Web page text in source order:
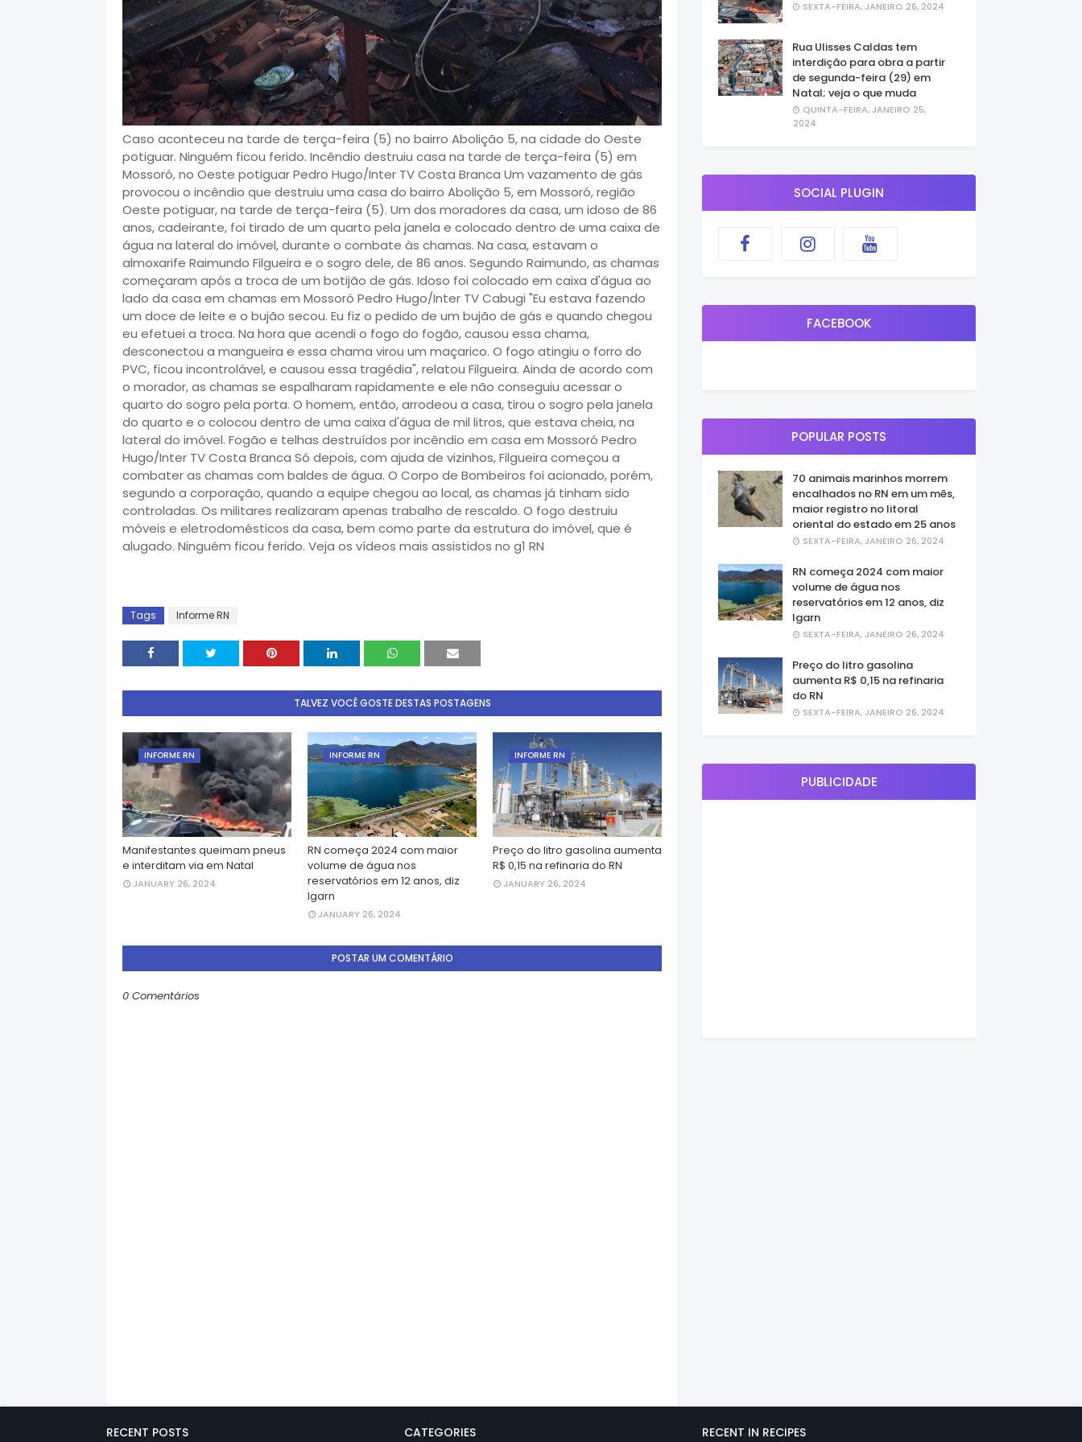
Caso aconteceu na tarde de terça-feira (5) no bairro Abolição 5, na cidade do Oeste
potiguar. Ninguém ficou ferido. Incêndio destruiu casa na tarde de terça-feira (5) em
Mossoró, no Oeste potiguar Pedro Hugo/Inter TV Costa Branca Um vazamento de gás
provocou o incêndio que destruiu uma casa do bairro Abolição 5, em Mossoró, região
Oeste potiguar, na tarde de terça-feira (5). Um dos moradores da casa, um idoso de 86
anos, cadeirante, foi tirado de um quarto pela janela e colocado dentro de uma caixa de
água na lateral do imóvel, durante o combate às chamas. Na casa, estavam o
almoxarife Raimundo Filgueira e o sogro dele, de 86 anos. Segundo Raimundo, as chamas
começaram após a troca de um botijão de gás. Idoso foi colocado em caixa d'água ao
lado da casa em chamas em Mossoró Pedro Hugo/Inter TV Cabugi "Eu estava fazendo
um doce de leite e o bujão secou. Eu fiz o pedido de um bujão de gás e quando chegou
eu efetuei a troca. Na hora que acendi o fogo do fogão, causou essa chama,
desconectou a mangueira e essa chama virou um maçarico. O fogo atingiu o forro do
PVC, ficou incontrolável, e causou essa tragédia", relatou Filgueira. Ainda de acordo com
o morador, as chamas se espalharam rapidamente e ele não conseguiu acessar o
quarto do sogro pela porta. O homem, então, arrodeou a casa, tirou o sogro pela janela
do quarto e o colocou dentro de uma caixa d'água de mil litros, que estava cheia, na
lateral do imóvel. Fogão e telhas destruídos por incêndio em casa em Mossoró Pedro
Hugo/Inter TV Costa Branca Só depois, com ajuda de vizinhos, Filgueira começou a
combater as chamas com baldes de água. O Corpo de Bombeiros foi acionado, porém,
segundo a corporação, quando a equipe chegou ao local, as chamas já tinham sido
controladas. Os militares realizaram apenas trabalho de rescaldo. O fogo destruiu
móveis e eletrodomésticos da casa, bem como parte da estrutura do imóvel, que é
alugado. Ninguém ficou ferido. Veja os vídeos mais assistidos no g1 RN
Tags Informe RN
TALVEZ VOCÊ GOSTE DESTAS POSTAGENS
INFORME RN
Manifestantes queimam pneus
e interditam via em Natal
JANUARY 26, 2024
INFORME RN
RN começa 2024 com maior
volume de água nos
reservatórios em 12 anos, diz
Igarn
JANUARY 26, 2024
INFORME RN
Preço do litro gasolina aumenta
R$ 0,15 na refinaria do RN
JANUARY 26, 2024
POSTAR UM COMENTÁRIO
0 Comentários
SEXTA-FEIRA, JANEIRO 26, 2024
Rua Ulisses Caldas tem
interdição para obra a partir
de segunda-feira (29) em
Natal; veja o que muda
QUINTA-FEIRA, JANEIRO 25,
2024
SOCIAL PLUGIN
FACEBOOK
POPULAR POSTS
70 animais marinhos morrem
encalhados no RN em um mês,
maior registro no litoral
oriental do estado em 25 anos
SEXTA-FEIRA, JANEIRO 26, 2024
RN começa 2024 com maior
volume de água nos
reservatórios em 12 anos, diz
Igarn
SEXTA-FEIRA, JANEIRO 26, 2024
Preço do litro gasolina
aumenta R$ 0,15 na refinaria
do RN
SEXTA-FEIRA, JANEIRO 26, 2024
PUBLICIDADE
RECENT POSTS CATEGORIES RECENT IN RECIPES